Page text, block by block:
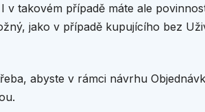
v takovém případě máte ale
jako v případě kupujícího bez
abyste v rámci návrhu